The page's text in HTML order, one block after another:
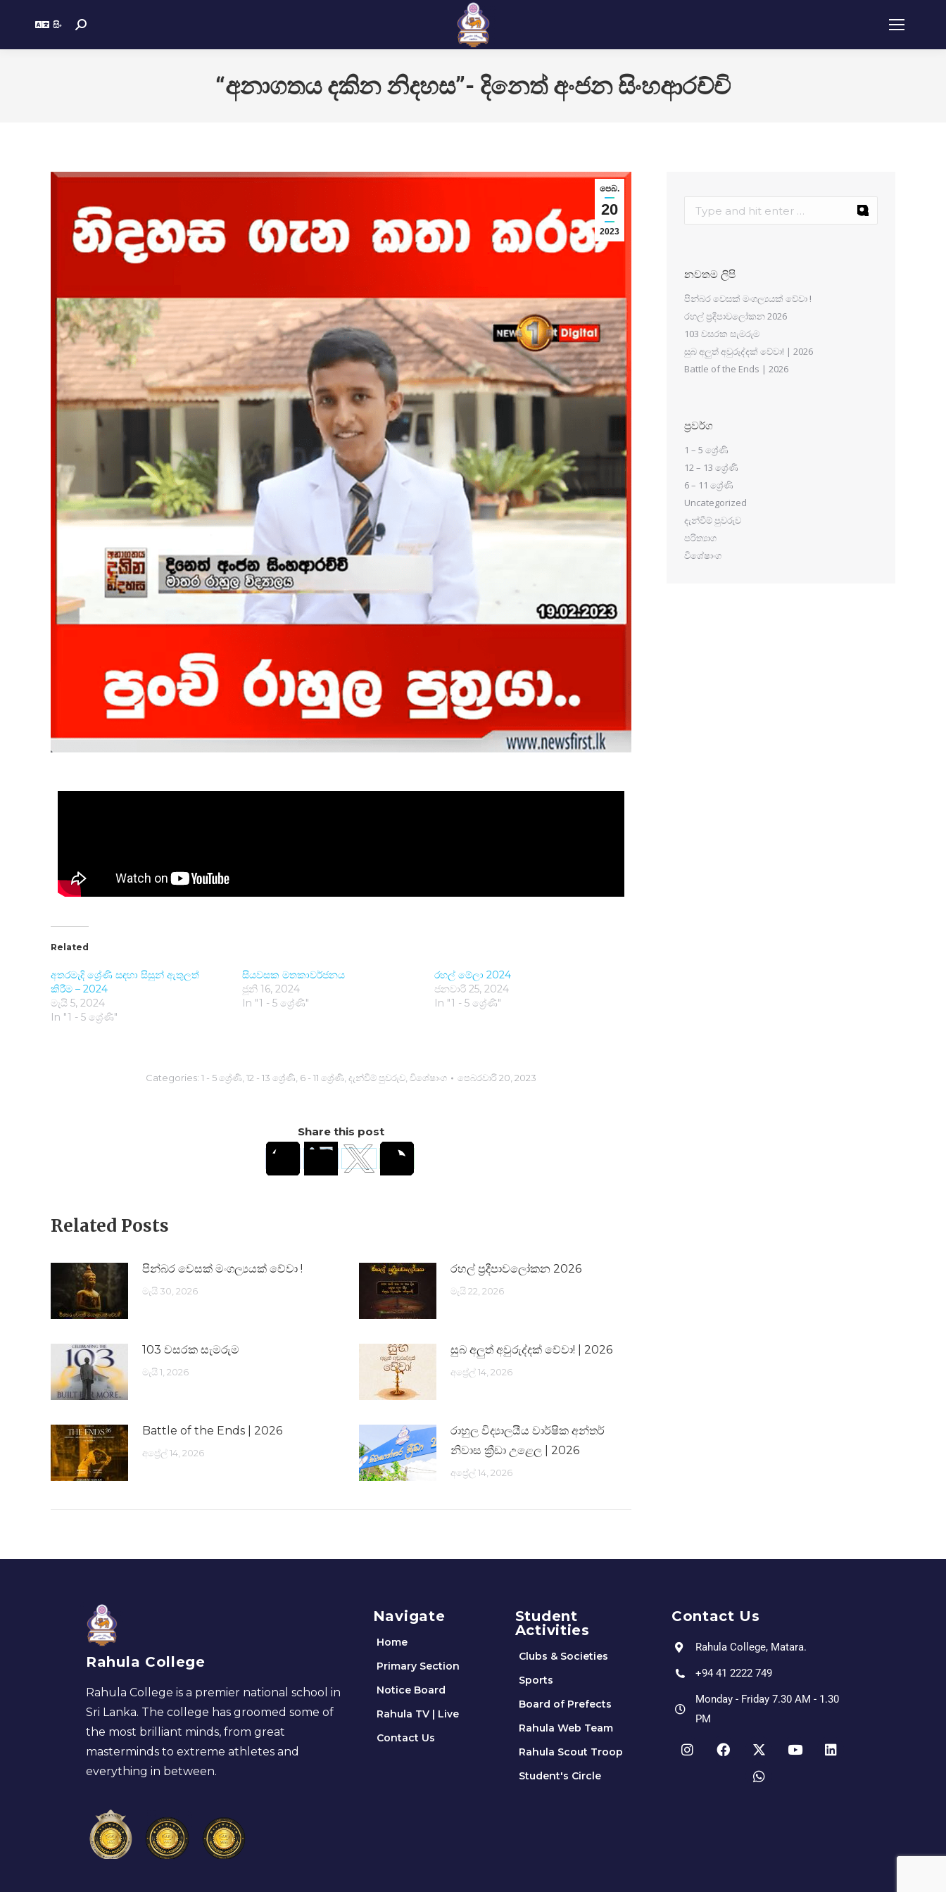
සිං
“අනාගතය දකින නිදහස”- දිනෙත් අංජන සිංහආරච්​චි
පෙබ.
20
2023
Related
අතරමැදි ශ්‍රේණි සඳහා සිසුන් ඇතුලත්
කිරීම – 2024
මැයි 5, 2024
In "1 - 5 ශ්‍රේණි"
සියවසක මතකාවර්ජනය
ජූනි 16, 2024
In "1 - 5 ශ්‍රේණි"
රහල් මේලා 2024
ජනවාරි 25, 2024
In "1 - 5 ශ්‍රේණි"
Categories: 1 - 5 ශ්‍රේණි 12 - 13 ශ්‍රේණි 6 - 11 ශ්‍රේණි දැන්වීම් පුවරුව විශේෂාංග පෙබරවාරි 20, 2023
Share this post
Related Posts
පින්බර වෙසක් මංගල්‍යයක් වේවා !
මැයි 30, 2026
රහල් ප්‍රදීපාවලෝකන 2026
මැයි 22, 2026
103 වසරක සැමරුම
මැයි 1, 2026
සුබ අලුත් අවුරුද්දක් වේවා! | 2026
අප්‍රේල් 14, 2026
Battle of the Ends | 2026
අප්‍රේල් 14, 2026
රාහුල විද්‍යාලයීය වාර්ෂික අන්තර්
නිවාස ක්‍රීඩා උළෙල | 2026
අප්‍රේල් 14, 2026
නවතම ලිපි
පින්බර වෙසක් මංගල්‍යයක් වේවා !
රහල් ප්‍රදීපාවලෝකන 2026
103 වසරක සැමරුම
සුබ අලුත් අවුරුද්දක් වේවා! | 2026
Battle of the Ends | 2026
ප්‍රවර්ග
1 – 5 ශ්‍රේණි
12 – 13 ශ්‍රේණි
6 – 11 ශ්‍රේණි
Uncategorized
දැන්වීම් පුවරුව
පරිත්‍යාග
විශේෂාංග
Rahula College
Rahula College is a premier national school in
Sri Lanka. The college has groomed some of
the most brilliant minds, from great
masterminds to extreme athletes and
everything in between.
Navigate
Home
Primary Section
Notice Board
Rahula TV | Live
Contact Us
Student
Activities
Clubs & Societies
Sports
Board of Prefects
Rahula Web Team
Rahula Scout Troop
Student's Circle
Contact Us
Rahula College, Matara.
+94 41 2222 749
Monday - Friday 7.30 AM - 1.30
PM